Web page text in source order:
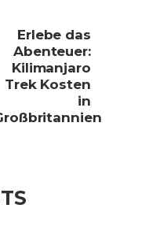
Erlebe das
Abenteuer:
Kilimanjaro
Trek Kosten
in